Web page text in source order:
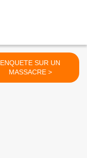
ENQUETE SUR UN
MASSACRE >